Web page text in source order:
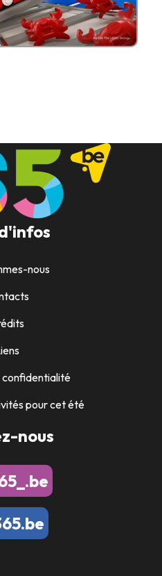
nous
confidentialité
pour cet été
nous